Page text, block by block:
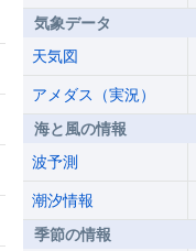
気象データ
天気図
アメダス（実況）
海と風の情報
波予測
潮汐情報
季節の情報